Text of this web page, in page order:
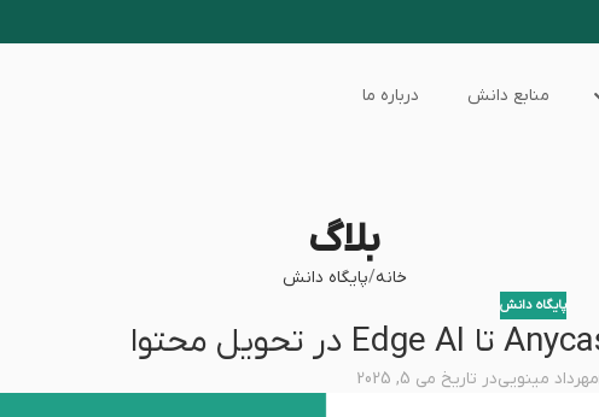
منابع دانش درباره ما
بلاگ
خانه پایگاه دانش
پایگاه دانش
مهرداد مینوییدر تاریخ می 5, 2025